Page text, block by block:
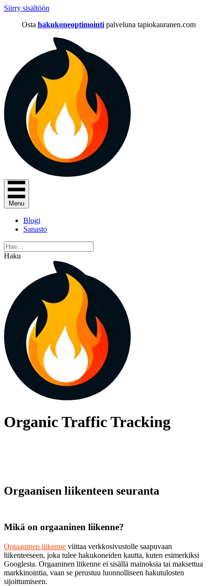
Siirry sisältöön
Osta hakukoneoptimointi palveluna tapiokauranen.com
Menu
Blogi
Sanasto
Haku
Organic Traffic Tracking
Orgaanisen liikenteen seuranta
Mikä on orgaaninen liikenne?
Orgaaninen liikenne viittaa verkkosivustolle saapuvaan
liikenteeseen, joka tulee hakukoneiden kautta, kuten esimerkiksi
Googlesta. Orgaaninen liikenne ei sisällä mainoksia tai maksettua
markkinointia, vaan se perustuu luonnolliseen hakutulosten
sijoittumiseen.